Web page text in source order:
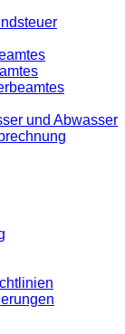
und Abwasser